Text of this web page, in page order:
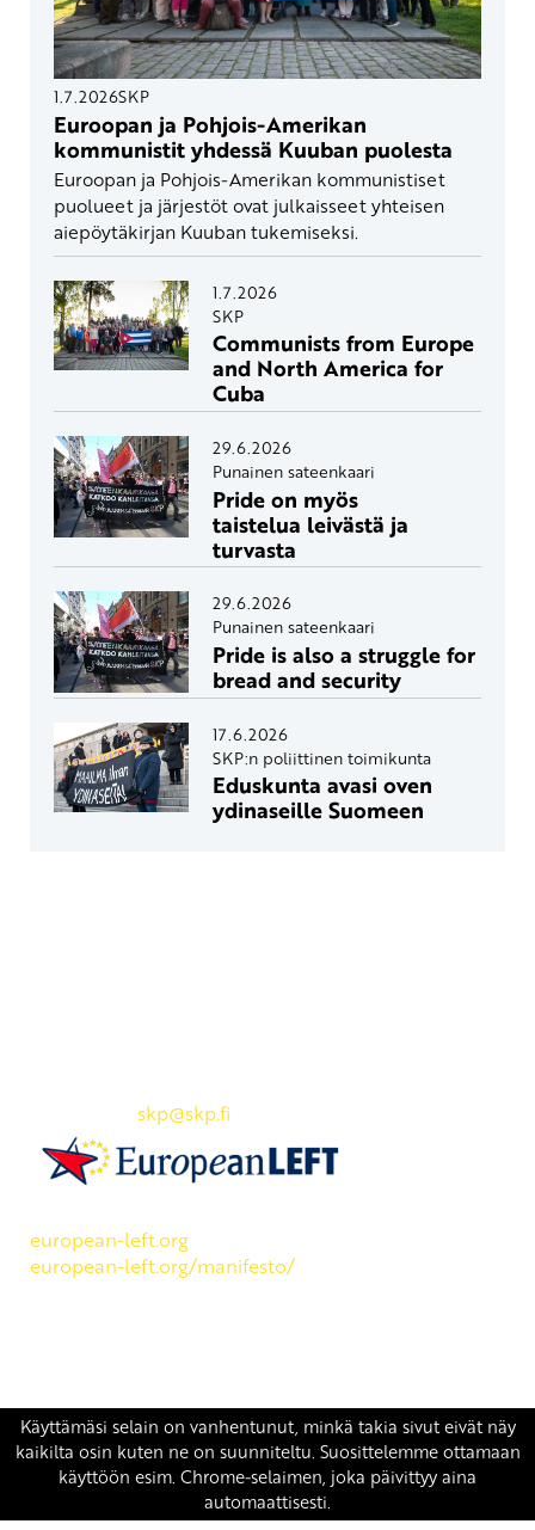
1.7.2026SKP
Euroopan ja Pohjois-Amerikan
kommunistit yhdessä Kuuban puolesta
Euroopan ja Pohjois-Amerikan kommunistiset
puolueet ja järjestöt ovat julkaisseet yhteisen
aiepöytäkirjan Kuuban tukemiseksi.
1.7.2026
SKP
Communists from Europe
and North America for
Cuba
29.6.2026
Punainen sateenkaari
Pride on myös
taistelua leivästä ja
turvasta
29.6.2026
Punainen sateenkaari
Pride is also a struggle for
bread and security
17.6.2026
SKP:n poliittinen toimikunta
Eduskunta avasi oven
ydinaseille Suomeen
skp@skp.fi
european-left.org
european-left.org/manifesto/
Copyright 2026 © SKP| Tietosuojaseloste